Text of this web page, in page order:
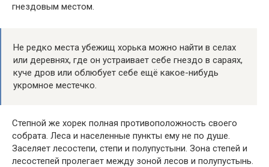
гнездовым местом.
Не редко места убежищ хорька можно найти в селах
или деревнях, где он устраивает себе гнездо в сараях,
куче дров или облюбует себе ещё какое-нибудь
укромное местечко.
Степной же хорек полная противоположность своего
собрата. Леса и населенные пункты ему не по душе.
Заселяет лесостепи, степи и полупустыни. Зона степей и
лесостепей пролегает между зоной лесов и полупустынь.